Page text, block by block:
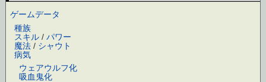
ゲームデータ
種族
スキル /パワー
魔法 / シャウト
病気
ウェアウルフ化
吸血鬼化